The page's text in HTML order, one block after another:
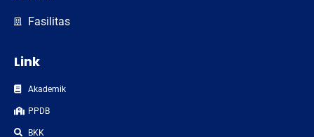
Fasilitas
Link
Akademik
PPDB
BKK